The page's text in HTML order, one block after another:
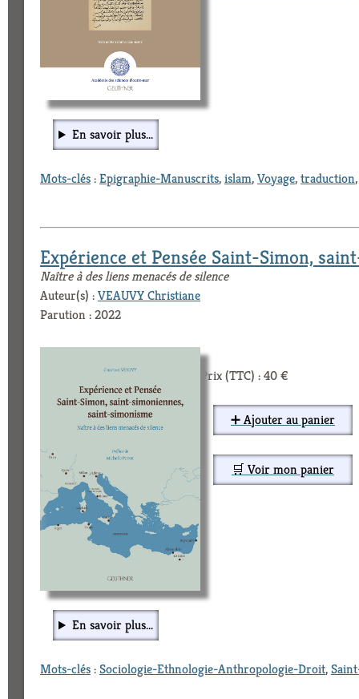
En savoir plus...
Mots-clés:Epigraphie-Manuscrits,islam,Voyage,traduction
Expérience et Pensée Saint-Simon,
Naître à des liens menacés de silence
Auteur(s) :VEAUVY Christiane
Parution : 2022
Prix (TTC) : 40 €
➕ Ajouter au panier
🛒 Voir mon panier
En savoir plus...
Mots-clés:Sociologie-Ethnologie-Anthropologie-Droit,